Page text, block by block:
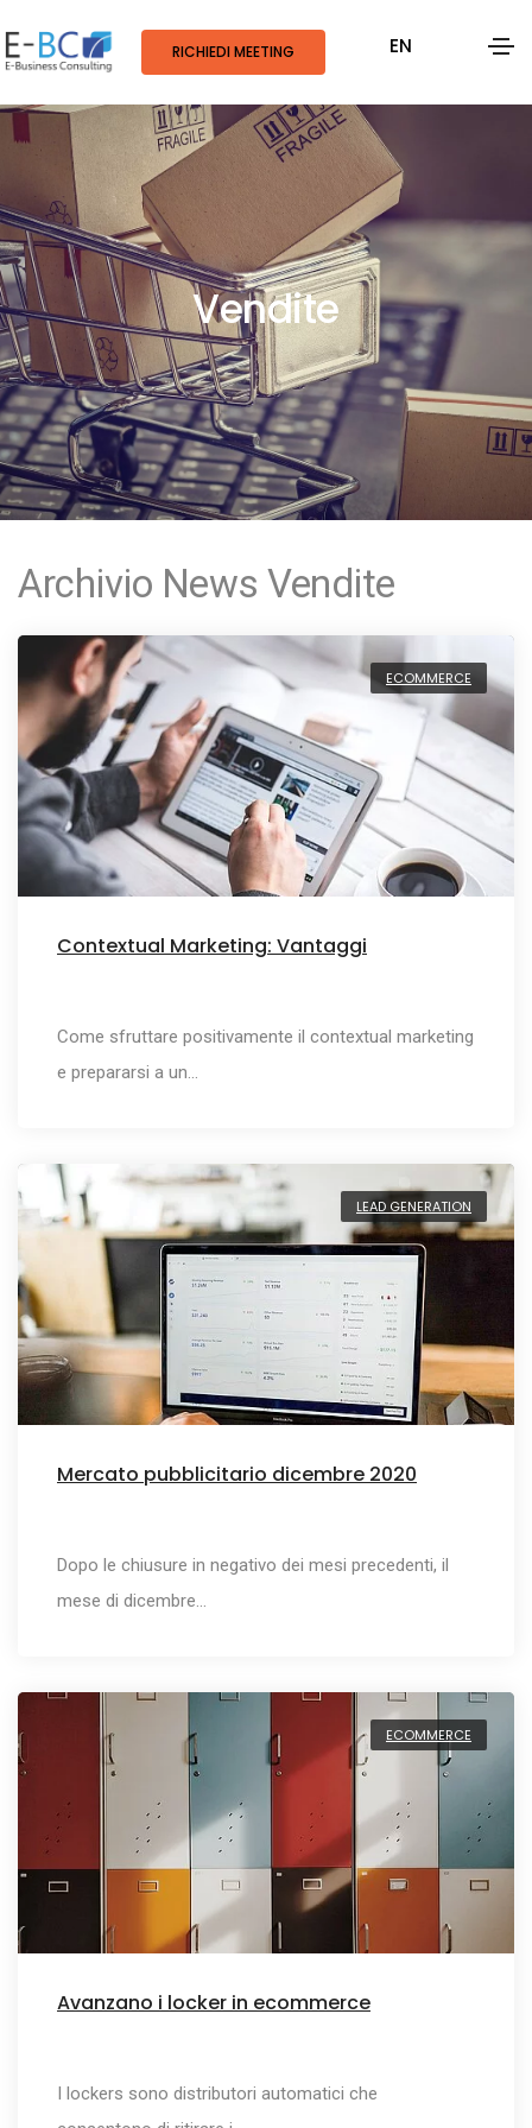
RICHIEDI MEETING EN
Vendite
Archivio News Vendite
ECOMMERCE
Contextual Marketing: Vantaggi
Come sfruttare positivamente il contextual marketing
e prepararsi a un…
LEAD GENERATION
Mercato pubblicitario dicembre 2020
Dopo le chiusure in negativo dei mesi precedenti, il
mese di dicembre…
ECOMMERCE
Avanzano i locker in ecommerce
I lockers sono distributori automatici che